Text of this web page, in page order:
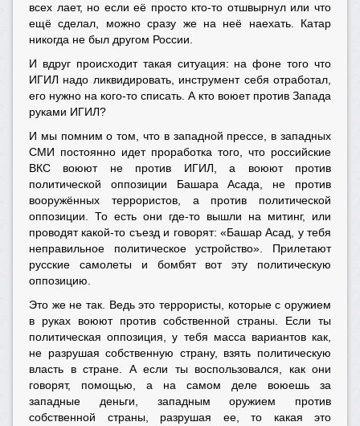
всех лает, но если её просто кто-то отшвырнул или что
ещё сделал, можно сразу же на неё наехать. Катар
никогда не был другом России.
И вдруг происходит такая ситуация: на фоне того что
ИГИЛ надо ликвидировать, инструмент себя отработал,
его нужно на кого-то списать. А кто воюет против Запада
руками ИГИЛ?
И мы помним о том, что в западной прессе, в западных
СМИ постоянно идет проработка того, что российские
ВКС воюют не против ИГИЛ, а воюют против
политической оппозиции Башара Асада, не против
вооружённых террористов, а против политической
оппозиции. То есть они где-то вышли на митинг, или
проводят какой-то съезд и говорят: «Башар Асад, у тебя
неправильное политическое устройство». Прилетают
русские самолеты и бомбят вот эту политическую
оппозицию.
Это же не так. Ведь это террористы, которые с оружием
в руках воюют против собственной страны. Если ты
политическая оппозиция, у тебя масса вариантов как,
не разрушая собственную страну, взять политическую
власть в стране. А если ты воспользовался, как они
говорят, помощью, а на самом деле воюешь за
западные деньги, западным оружием против
собственной страны, разрушая ее, то какая это